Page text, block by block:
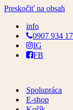
Preskočiť na obsah
info
0907 934
IG
FB
Spolupráca
E-shop